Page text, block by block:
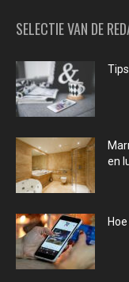
SELECTIE VAN DE
en